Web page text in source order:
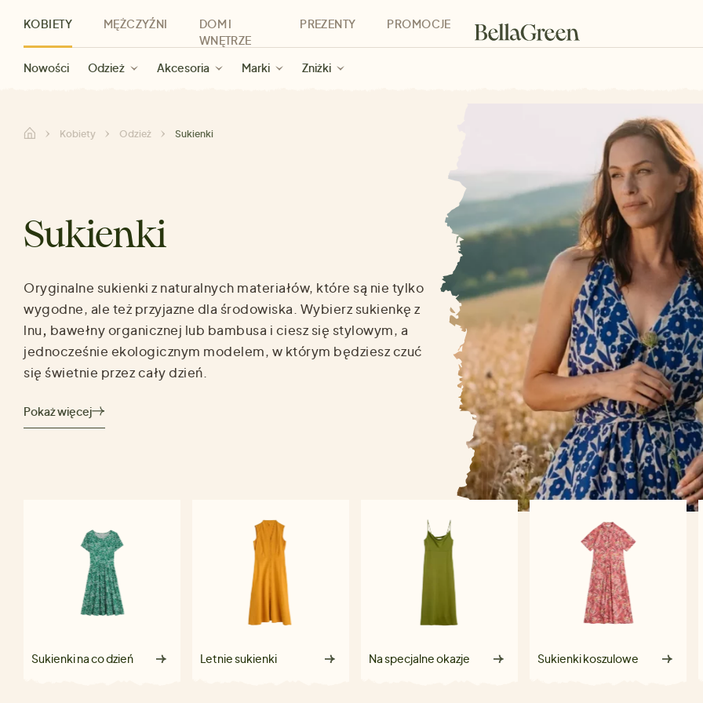
KOBIETY
Nowości Odzież Akcesoria Marki Zniżki
MĘŻCZYŹNI
Nowości Odzież Marki Zniżki
DOM I
WNĘTRZE
PREZENTY
Dla kobiet Dla mężczyzn Dla dzieci Dla wszystkich
PROMOCJE
Wyprzedaż dla kobiet Wyprzedaż dla mężczyzn
Kobiety Odzież Sukienki
Sukienki
Oryginalne sukienki z naturalnych materiałów, które są nie tylko
wygodne, ale też przyjazne dla środowiska. Wybierz sukienkę z
lnu, bawełny organicznej lub bambusa i ciesz się stylowym, a
jednocześnie ekologicznym modelem, w którym będziesz czuć
się świetnie przez cały dzień.
Pokaż więcej
Sukienki na co dzień Letnie sukienki Na specjalne okazje Sukienki koszulowe